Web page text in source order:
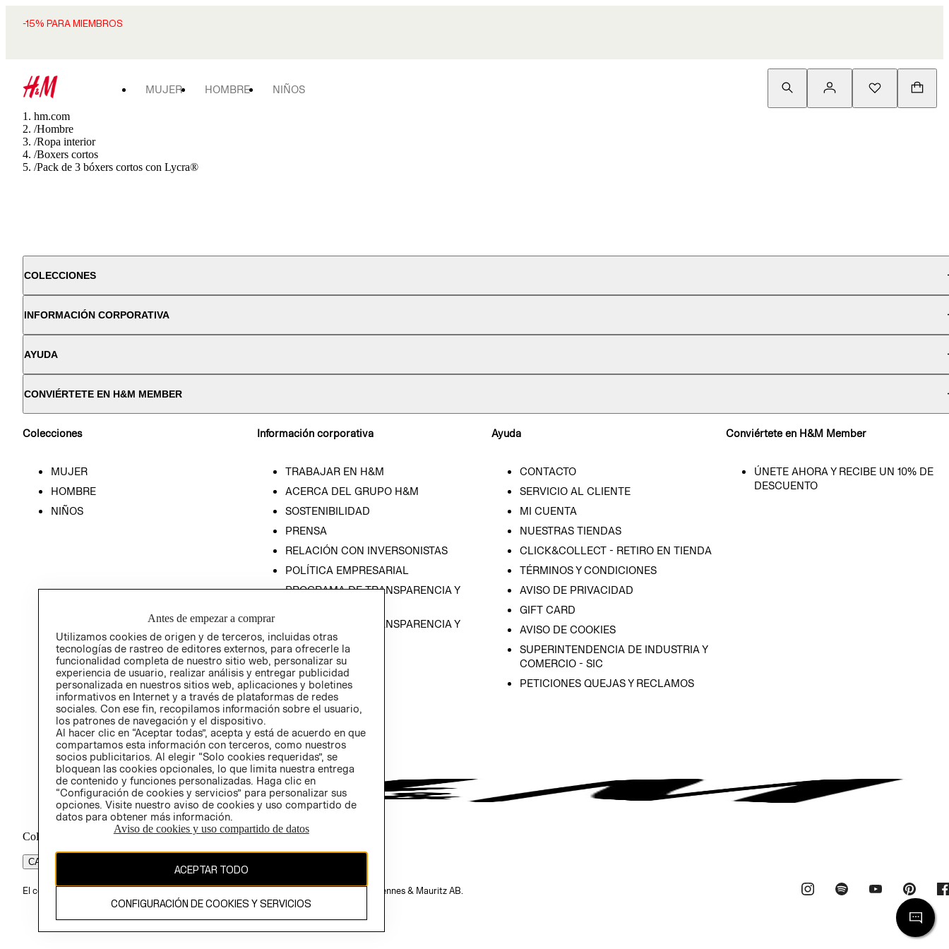
-15% PARA MIEMBROS
MUJER HOMBRE NIÑOS
hm.com
/Hombre
/Ropa interior
/Boxers cortos
/Pack de 3 bóxers cortos con Lycra®
COLECCIONES
INFORMACIÓN CORPORATIVA
AYUDA
CONVIÉRTETE EN H&M MEMBER
Colecciones
MUJER
HOMBRE
NIÑOS
Información corporativa
TRABAJAR EN H&M
ACERCA DEL GRUPO H&M
SOSTENIBILIDAD
PRENSA
RELACIÓN CON INVERSONISTAS
POLÍTICA EMPRESARIAL
PROGRAMA DE TRANSPARENCIA Y
PROGRAMA DE TRANSPARENCIA Y
ÉTICA (INGLÉS)
Ayuda
CONTACTO
SERVICIO AL CLIENTE
MI CUENTA
NUESTRAS TIENDAS
CLICK&COLLECT - RETIRO EN TIENDA
TÉRMINOS Y CONDICIONES
AVISO DE PRIVACIDAD
GIFT CARD
AVISO DE COOKIES
SUPERINTENDENCIA DE INDUSTRIA Y
COMERCIO - SIC
PETICIONES QUEJAS Y RECLAMOS
Conviértete en H&M Member
ÚNETE AHORA Y RECIBE UN 10% DE
DESCUENTO
Colombia ($)
CAMBIAR REGIÓN
El contenido de esta página web está protegido por copyright y es propiedad de H&M Hennes & Mauritz AB.
Antes de empezar a comprar
Utilizamos cookies de origen y de terceros, incluidas otras
tecnologías de rastreo de editores externos, para ofrecerle la
funcionalidad completa de nuestro sitio web, personalizar su
experiencia de usuario, realizar análisis y entregar publicidad
personalizada en nuestros sitios web, aplicaciones y boletines
informativos en Internet y a través de plataformas de redes
sociales. Con ese fin, recopilamos información sobre el usuario,
los patrones de navegación y el dispositivo.
Al hacer clic en “Aceptar todas”, acepta y está de acuerdo en que
compartamos esta información con terceros, como nuestros
socios publicitarios. Al elegir “Solo cookies requeridas”, se
bloquean las cookies opcionales, lo que limita nuestra entrega
de contenido y funciones personalizadas. Haga clic en
“Configuración de cookies y servicios” para personalizar sus
opciones. Visite nuestro aviso de cookies y uso compartido de
datos para obtener más información.
Aviso de cookies y uso compartido de datos
ACEPTAR TODO
CONFIGURACIÓN DE COOKIES Y SERVICIOS